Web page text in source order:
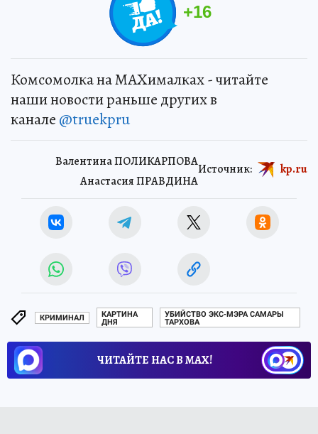
+16
Комсомолка на MAXималках - читайте
наши новости раньше других в
канале @truekpru
Валентина ПОЛИКАРПОВА
Анастасия ПРАВДИНА
Источник: kp.ru
КРИМИНАЛ
КАРТИНА
ДНЯ
УБИЙСТВО ЭКС-МЭРА САМАРЫ
ТАРХОВА
ЧИТАЙТЕ НАС В МАХ!